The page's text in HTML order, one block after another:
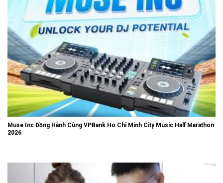
Muse Inc Đồng Hành Cùng VPBank Ho Chi Minh City Music Half Marathon
2026